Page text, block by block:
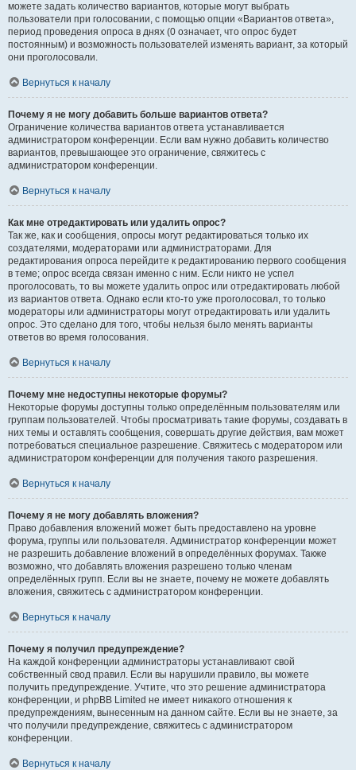
можете задать количество вариантов, которые могут выбрать
пользователи при голосовании, с помощью опции «Вариантов ответа»,
период проведения опроса в днях (0 означает, что опрос будет
постоянным) и возможность пользователей изменять вариант, за который
они проголосовали.
Вернуться к началу
Почему я не могу добавить больше вариантов ответа?
Ограничение количества вариантов ответа устанавливается
администратором конференции. Если вам нужно добавить количество
вариантов, превышающее это ограничение, свяжитесь с
администратором конференции.
Вернуться к началу
Как мне отредактировать или удалить опрос?
Так же, как и сообщения, опросы могут редактироваться только их
создателями, модераторами или администраторами. Для
редактирования опроса перейдите к редактированию первого сообщения
в теме; опрос всегда связан именно с ним. Если никто не успел
проголосовать, то вы можете удалить опрос или отредактировать любой
из вариантов ответа. Однако если кто-то уже проголосовал, то только
модераторы или администраторы могут отредактировать или удалить
опрос. Это сделано для того, чтобы нельзя было менять варианты
ответов во время голосования.
Вернуться к началу
Почему мне недоступны некоторые форумы?
Некоторые форумы доступны только определённым пользователям или
группам пользователей. Чтобы просматривать такие форумы, создавать в
них темы и оставлять сообщения, совершать другие действия, вам может
потребоваться специальное разрешение. Свяжитесь с модератором или
администратором конференции для получения такого разрешения.
Вернуться к началу
Почему я не могу добавлять вложения?
Право добавления вложений может быть предоставлено на уровне
форума, группы или пользователя. Администратор конференции может
не разрешить добавление вложений в определённых форумах. Также
возможно, что добавлять вложения разрешено только членам
определённых групп. Если вы не знаете, почему не можете добавлять
вложения, свяжитесь с администратором конференции.
Вернуться к началу
Почему я получил предупреждение?
На каждой конференции администраторы устанавливают свой
собственный свод правил. Если вы нарушили правило, вы можете
получить предупреждение. Учтите, что это решение администратора
конференции, и phpBB Limited не имеет никакого отношения к
предупреждениям, вынесенным на данном сайте. Если вы не знаете, за
что получили предупреждение, свяжитесь с администратором
конференции.
Вернуться к началу